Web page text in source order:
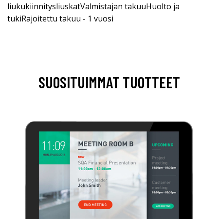
liukukiinnitysliuskatValmistajan takuuHuolto ja
tukiRajoitettu takuu - 1 vuosi
SUOSITUIMMAT TUOTTEET